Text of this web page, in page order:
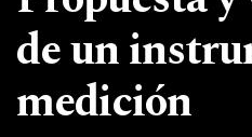
de un
medición